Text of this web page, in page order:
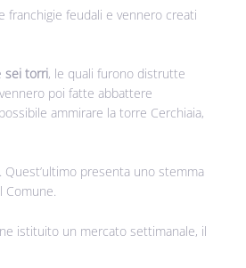
franchigie feudali e vennero creati
sei torri, le quali furono distrutte
poi fatte abbattere
ammirare la torre Cerchiaia,
presenta uno stemma
Comune.
istituito un mercato settimanale, il